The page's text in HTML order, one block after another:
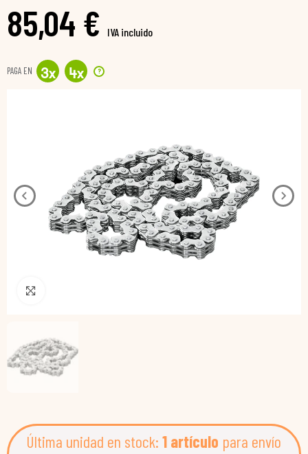
85,04 € IVA incluido
PAGA EN 3x 4x ?
Última unidad en stock: 1 artículo para envío